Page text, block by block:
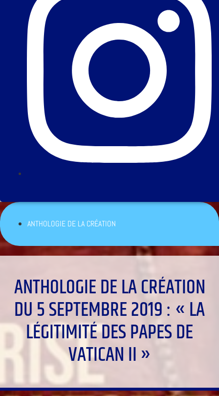
ANTHOLOGIE DE LA CRÉATION
ANTHOLOGIE DE LA CRÉATION
DU 5 SEPTEMBRE 2019 : « LA
LÉGITIMITÉ DES PAPES DE
VATICAN II »